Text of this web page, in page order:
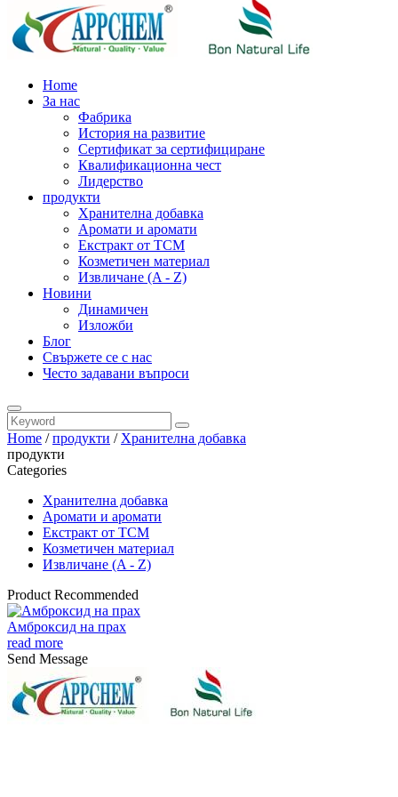
Home
За нас
Фабрика
История на развитие
Сертификат за сертифициране
Квалификационна чест
Лидерство
продукти
Хранителна добавка
Аромати и аромати
Екстракт от TCM
Козметичен материал
Извличане (A - Z)
Новини
Динамичен
Изложби
Блог
Свържете се с нас
Често задавани въпроси
Home /продукти / Хранителна добавка
продукти
Categories
Хранителна добавка
Аромати и аромати
Екстракт от TCM
Козметичен материал
Извличане (A - Z)
Product Recommended
Амброксид на прах
read more
Send Message